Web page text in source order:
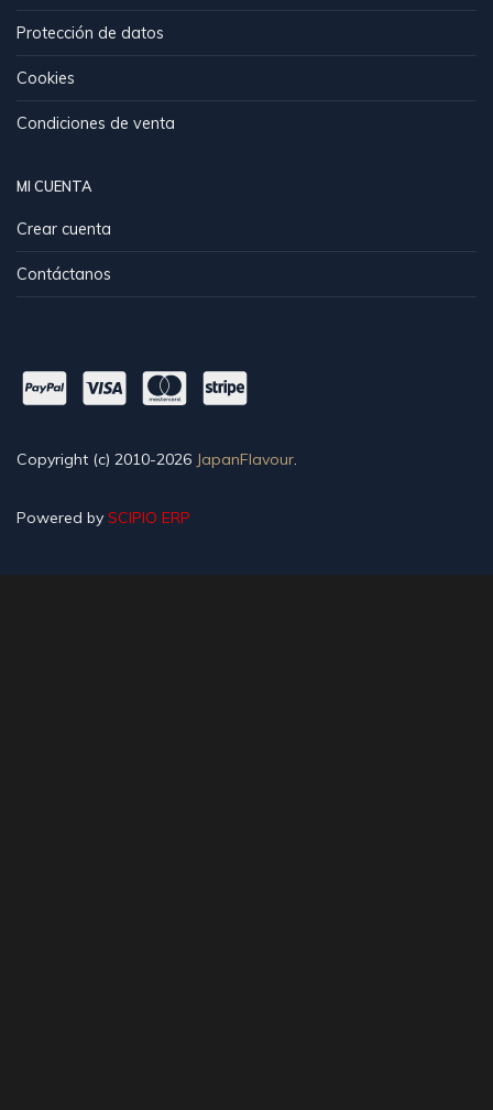
Protección de datos
Cookies
Condiciones de venta
MI CUENTA
Crear cuenta
Contáctanos
Copyright (c) 2010-2026 JapanFlavour.
Powered by SCIPIO ERP